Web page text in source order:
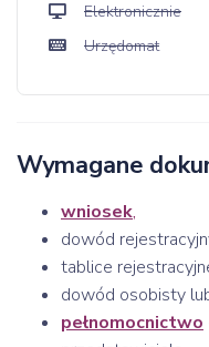
Elektronicznie
Urzędomat
Wymagane
wniosek,
dowód
tablice
dowód osobisty
pełnomocnictwo